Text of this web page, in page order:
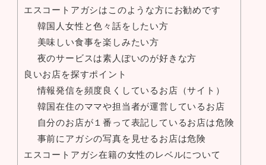
エスコートアガシはこのような方にお勧めです
韓国人女性と色々話をしたい方
美味しい食事を楽しみたい方
夜のサービスは素人ぽいのが好きな方
良いお店を探すポイント
情報発信を頻度良くしているお店（サイト）
韓国在住のママや担当者が運営しているお店
自分のお店が１番って表記しているお店は危険
事前にアガシの写真を見せるお店は危険
エスコートアガシ在籍の女性のレベルについて